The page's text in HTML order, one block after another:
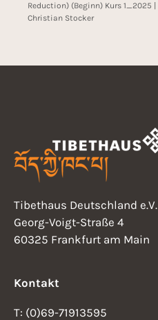
Reduction) (Beginn) Kurs 1_2025 |
Christian Stocker
Tibethaus Deutschland e.V.
Georg-Voigt-Straße 4
60325 Frankfurt am Main
Kontakt
T: (0)69-71913595